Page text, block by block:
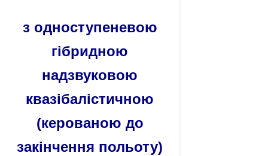
з одноступеневою
гібридною
надзвуковою
квазібалістичною
(керованою до
закінчення польоту)